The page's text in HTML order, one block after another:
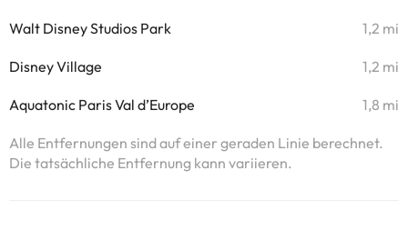
Walt Disney Studios Park 1,2 mi
Disney Village 1,2 mi
Aquatonic Paris Val d’Europe 1,8 mi
Alle Entfernungen sind auf einer geraden Linie berechnet.
Die tatsächliche Entfernung kann variieren.